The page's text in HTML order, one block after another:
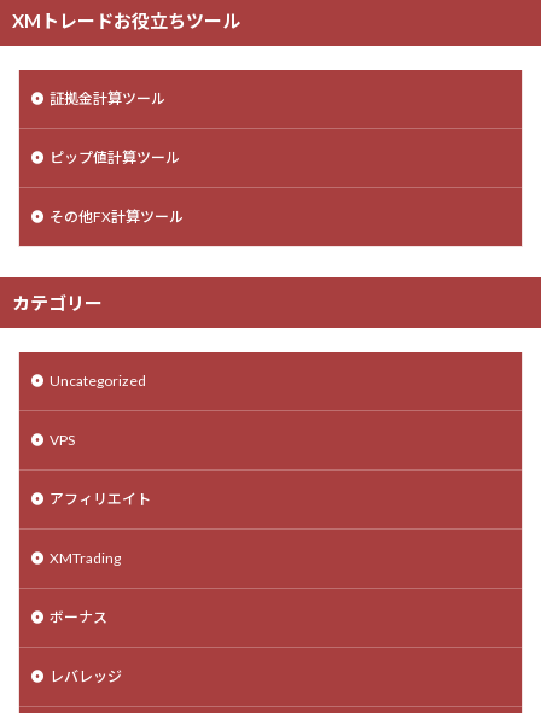
XMトレードお役立ちツール
証拠金計算ツール
ピップ値計算ツール
その他FX計算ツール
カテゴリー
Uncategorized
VPS
アフィリエイト
XMTrading
ボーナス
レバレッジ